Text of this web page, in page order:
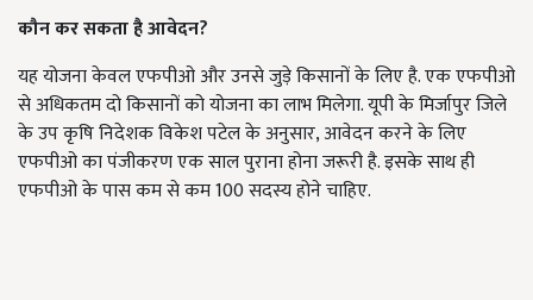
कौन कर सकता है आवेदन?
यह योजना केवल एफपीओ और उनसे जुड़े किसानों के लिए है. एक एफपीओ
से अधिकतम दो किसानों को योजना का लाभ मिलेगा. यूपी के मिर्जापुर जिले
के उप कृषि निदेशक विकेश पटेल के अनुसार, आवेदन करने के लिए
एफपीओ का पंजीकरण एक साल पुराना होना जरूरी है. इसके साथ ही
एफपीओ के पास कम से कम 100 सदस्य होने चाहिए.